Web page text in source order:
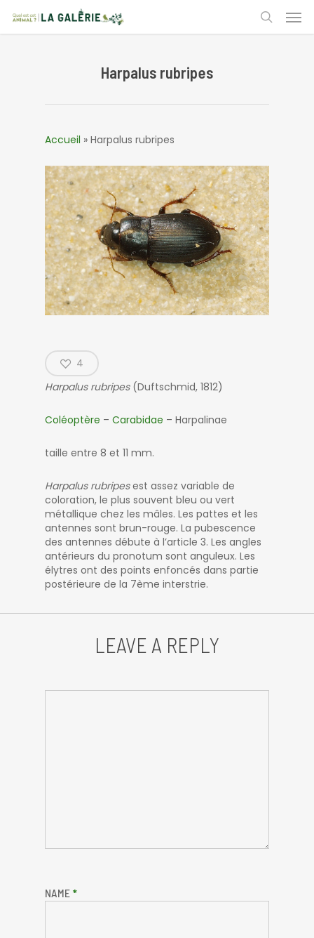
main
search
Harpalus rubripes
Accueil » Harpalus rubripes
4
Harpalus rubripes(Duftschmid, 1812)
Coléoptère – Carabidae – Harpalinae
taille entre 8 et 11 mm.
Harpalus rubripesest assez variable de
coloration, le plus souvent bleu ou vert
métallique chez les mâles. Les pattes et les
antennes sont brun-rouge. La pubescence
des antennes débute à l’article 3. Les angles
antérieurs du pronotum sont anguleux. Les
élytres ont des points enfoncés dans partie
postérieure de la 7ème interstrie.
LEAVE A REPLY
NAME *